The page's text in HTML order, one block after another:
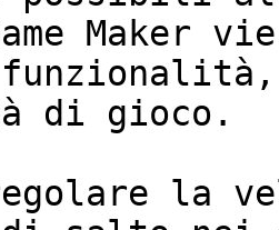
Maker
di gioco.
la